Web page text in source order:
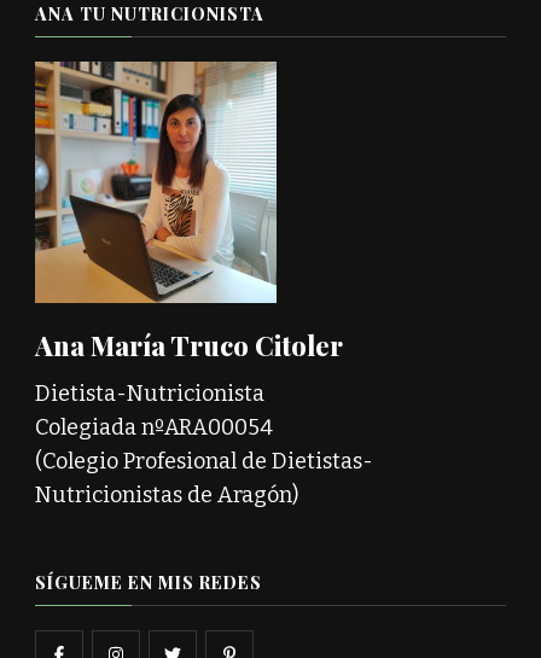
ANA TU NUTRICIONISTA
Ana María Truco Citoler
Dietista-Nutricionista
Colegiada nºARA00054
(Colegio Profesional de Dietistas-
Nutricionistas de Aragón)
SÍGUEME EN MIS REDES